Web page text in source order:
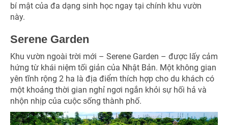
bí mật của đa dạng sinh học ngay tại chính khu vườn
này.
Serene Garden
Khu vườn ngoài trời mới – Serene Garden – được lấy cảm
hứng từ khái niệm tối giản của Nhật Bản. Một không gian
yên tĩnh rộng 2 ha là địa điểm thích hợp cho du khách có
một khoảng thời gian nghỉ ngơi ngắn khỏi sự hối hả và
nhộn nhịp của cuộc sống thành phố.